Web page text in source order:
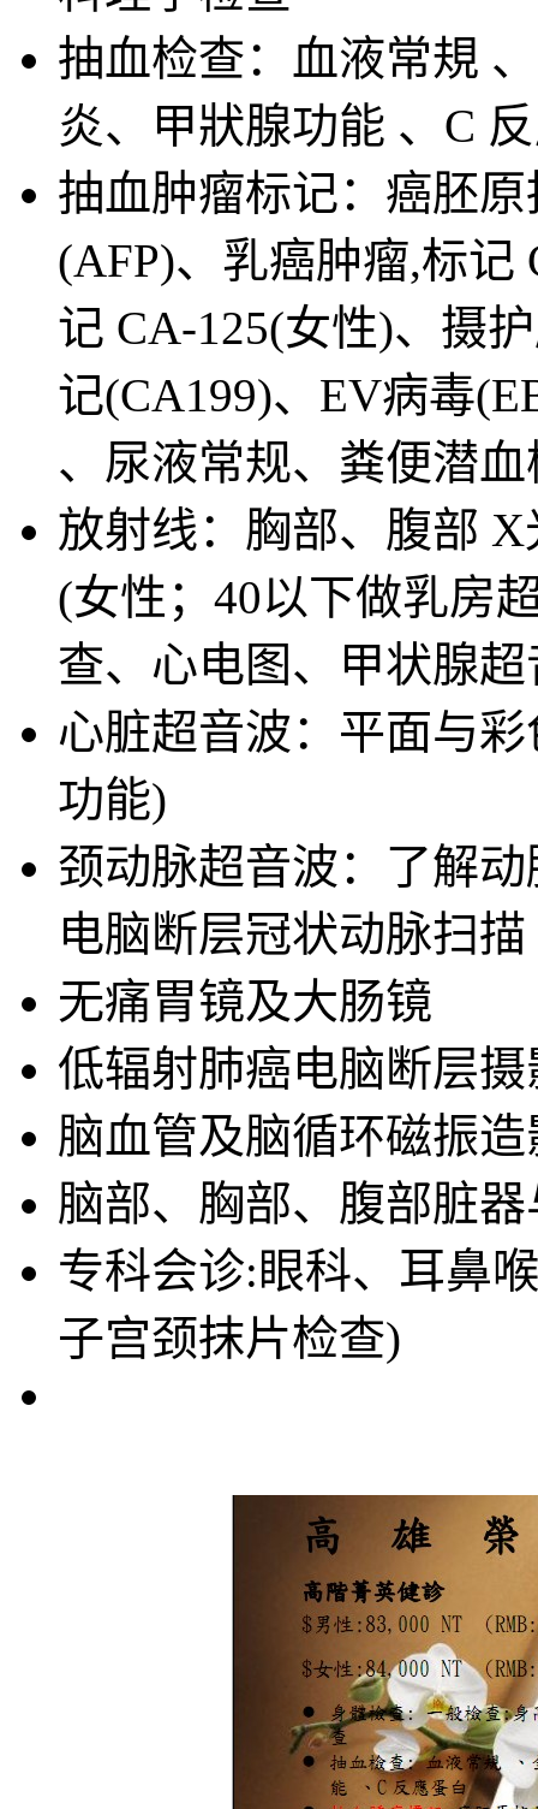
抽血检查：血液常規
炎、甲狀腺功能 、C
抽血肿瘤标记：癌胚
(AFP)、乳癌肿瘤,标记
记 CA-125(女性)、摄
记(CA199)、EV病毒
、尿液常规、粪便潜血
放射线：胸部、腹部
(女性；40以下做乳房
查、心电图、甲状腺超
心脏超音波：平面与
功能)
颈动脉超音波：了解
电脑断层冠状动脉扫描
无痛胃镜及大肠镜
低辐射肺癌电脑断层摄
脑血管及脑循环磁振
脑部、胸部、腹部脏
专科会诊:眼科、耳鼻
子宫颈抹片检查)